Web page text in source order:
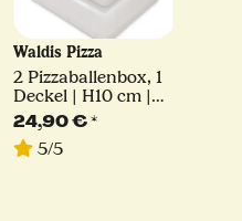
Waldis Pizza
2 Pizzaballenbox, 1
Deckel | H10 cm |
40x30x10
24,90 €*
5/5